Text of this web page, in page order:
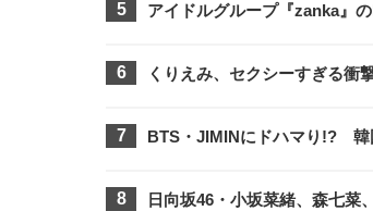
アイドルグループ『zanka』
くりえみ、セクシーすぎる衝
BTS・JIMINにドハマり!? 韓
日向坂46・小坂菜緒、森七